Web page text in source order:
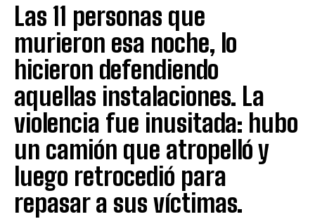
Las 11 personas que
murieron esa noche, lo
hicieron defendiendo
aquellas instalaciones. La
violencia fue inusitada: hubo
un camión que atropelló y
luego retrocedió para
repasar a sus víctimas.